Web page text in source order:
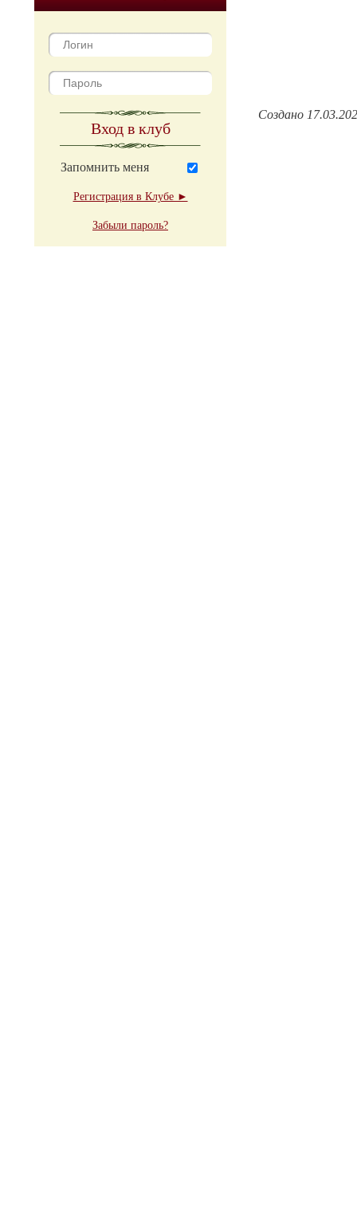
Вход в клуб
Запомнить меня
Регистрация в Клубе ►
Забыли пароль?
Создано